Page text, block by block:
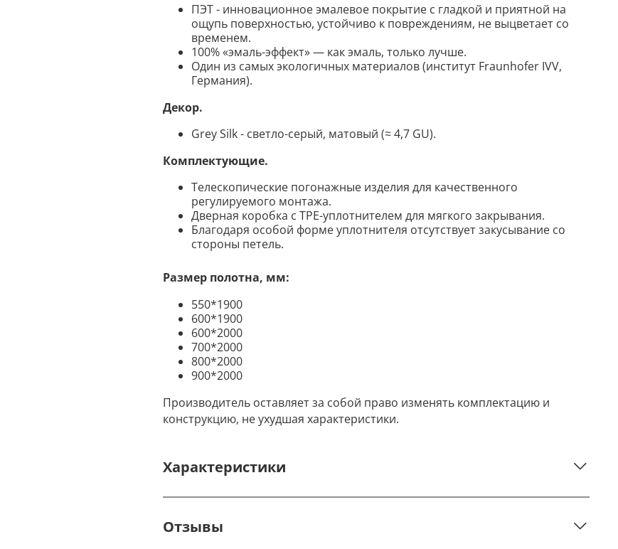
ПЭТ - инновационное эмалевое покрытие c гладкой и приятной на
ощупь поверхностью, устойчиво к повреждениям, не выцветает со
временем.
100% «эмаль-эффект» — как эмаль, только лучше.
Один из самых экологичных материалов (институт Fraunhofer IVV,
Германия).
Декор.
Grey Silk - светло-серый, матовый (≈ 4,7 GU).
Комплектующие.
Телескопические погонажные изделия для качественного
регулируемого монтажа.
Дверная коробка с TPE-уплотнителем для мягкого закрывания.
Благодаря особой форме уплотнителя отсутствует закусывание со
стороны петель.
Размер полотна, мм:
550*1900
600*1900
600*2000
700*2000
800*2000
900*2000
Производитель оставляет за собой право изменять комплектацию и
конструкцию, не ухудшая характеристики.
Характеристики
Отзывы